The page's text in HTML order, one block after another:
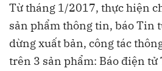
Từ tháng 1/2017, thực hiện
sản phẩm thông tin, báo Tin
dừng xuất bản, công tác
trên 3 sản phẩm: Báo điện tử